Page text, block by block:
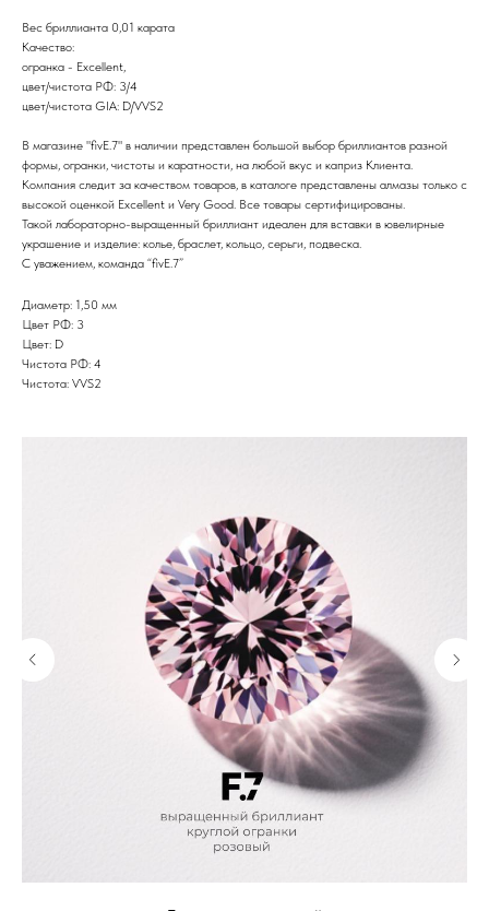
Вес бриллианта 0,01 карата
Качество:
огранка - Excellent,
цвет/чистота РФ: 3/4
цвет/чистота GIA: D/VVS2
В магазине "fivE.7" в наличии представлен большой выбор бриллиантов разной
формы, огранки, чистоты и каратности, на любой вкус и каприз Клиента.
Компания следит за качеством товаров, в каталоге представлены алмазы только с
высокой оценкой Excellent и Very Good. Все товары сертифицированы.
Такой лабораторно-выращенный бриллиант идеален для вставки в ювелирные
украшение и изделие: колье, браслет, кольцо, серьги, подвеска.
С уважением, команда “fivE.7”
Диаметр: 1,50 мм
Цвет РФ: 3
Цвет: D
Чистота РФ: 4
Чистота: VVS2